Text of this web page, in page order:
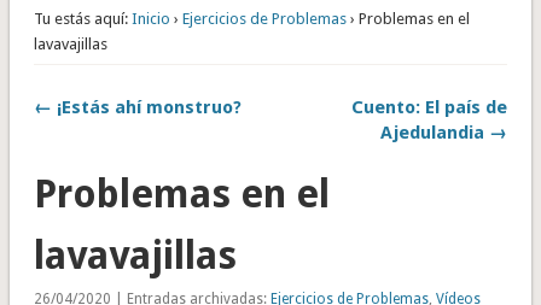
Tu estás aquí: Inicio › Ejercicios de Problemas› Problemas en el
lavavajillas
← ¡Estás ahí monstruo?
Cuento: El país de
Ajedulandia →
Problemas en el
lavavajillas
26/04/2020 | Entradas archivadas: Ejercicios de Problemas, Vídeos